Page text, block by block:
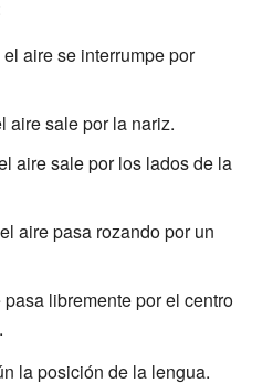
aire se interrumpe por
aire sale por la nariz.
aire sale por los lados de la
aire pasa rozando por un
libremente por el centro
la posición de la lengua.